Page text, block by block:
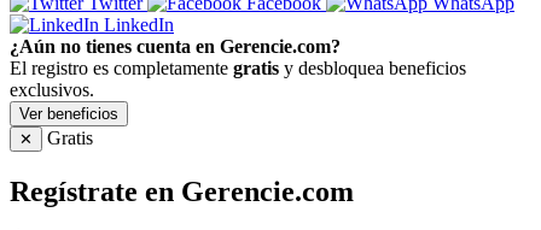
LinkedIn
¿Aún no tienes cuenta en Gerencie.com?
El registro es completamente gratis y desbloquea beneficios
exclusivos.
Ver beneficios
✕
Gratis
Regístrate en Gerencie.com